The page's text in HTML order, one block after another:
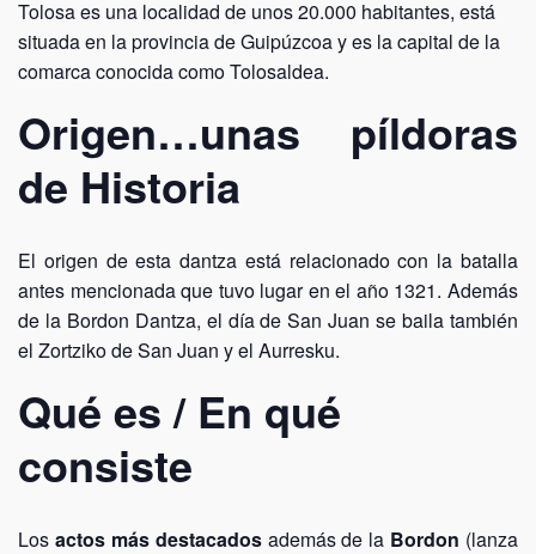
Tolosa es una localidad de unos 20.000 habitantes, está
situada en la provincia de Guipúzcoa y es la capital de la
comarca conocida como Tolosaldea.
Origen…unas píldoras
de Historia
El origen de esta dantza está relacionado con la batalla
antes mencionada que tuvo lugar en el año 1321. Además
de la Bordon Dantza, el día de San Juan se baila también
el Zortziko de San Juan y el Aurresku.
Qué es / En qué
consiste
Los actos más destacadosademás de la Bordon (lanza